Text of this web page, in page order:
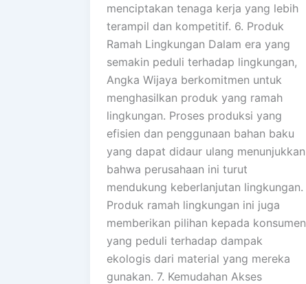
menciptakan tenaga kerja yang lebih
terampil dan kompetitif. 6. Produk
Ramah Lingkungan Dalam era yang
semakin peduli terhadap lingkungan,
Angka Wijaya berkomitmen untuk
menghasilkan produk yang ramah
lingkungan. Proses produksi yang
efisien dan penggunaan bahan baku
yang dapat didaur ulang menunjukkan
bahwa perusahaan ini turut
mendukung keberlanjutan lingkungan.
Produk ramah lingkungan ini juga
memberikan pilihan kepada konsumen
yang peduli terhadap dampak
ekologis dari material yang mereka
gunakan. 7. Kemudahan Akses